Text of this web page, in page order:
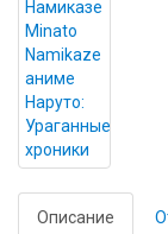
Описание